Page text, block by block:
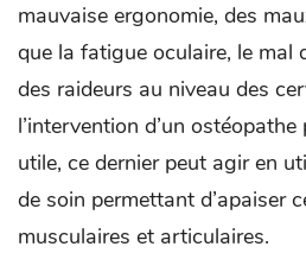
mauvaise ergonomie, des
que la fatigue oculaire, le mal
des raideurs au niveau des
l’intervention d’un
utile, ce dernier peut agir en
de soin permettant d’apaiser
musculaires et articulaires.